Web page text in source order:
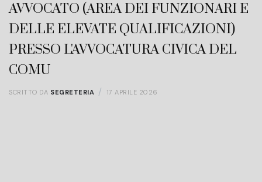
AVVOCATO (AREA DEI FUNZIONARI E
DELLE ELEVATE QUALIFICAZIONI)
PRESSO L'AVVOCATURA CIVICA DEL
COMU
SCRITTO DA SEGRETERIA 17 APRILE 2026